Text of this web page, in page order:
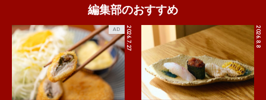
編集部のおすすめ
2026.7.27
AD 2026.8.8